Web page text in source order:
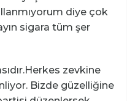
diye çok
sigara tüm şer
zevkine
Bizde güzelliğine